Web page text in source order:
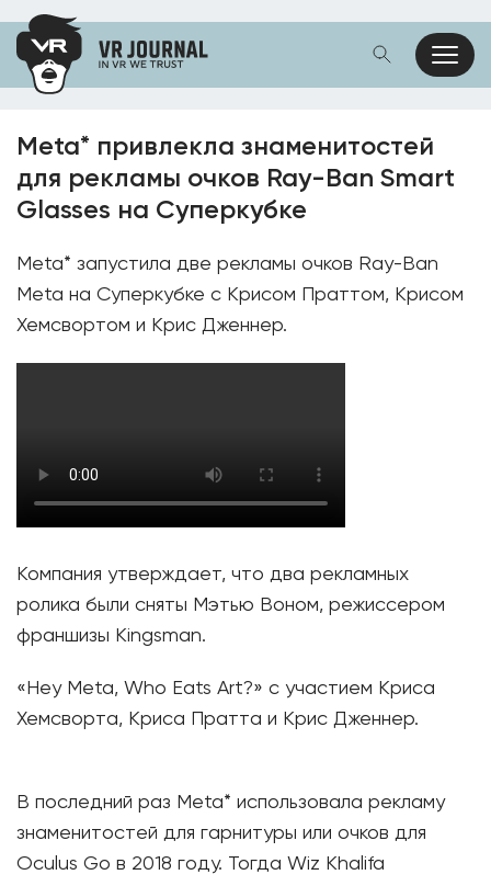
Meta* привлекла знаменитостей
для рекламы очков Ray-Ban Smart
Glasses на Суперкубке
Meta* запустила две рекламы очков Ray-Ban
Meta на Суперкубке с Крисом Праттом, Крисом
Хемсвортом и Крис Дженнер.
Компания утверждает, что два рекламных
ролика были сняты Мэтью Воном, режиссером
франшизы Kingsman.
«Hey Meta, Who Eats Art?» с участием Криса
Хемсворта, Криса Пратта и Крис Дженнер.
В последний раз Meta* использовала рекламу
знаменитостей для гарнитуры или очков для
Oculus Go в 2018 году. Тогда Wiz Khalifa